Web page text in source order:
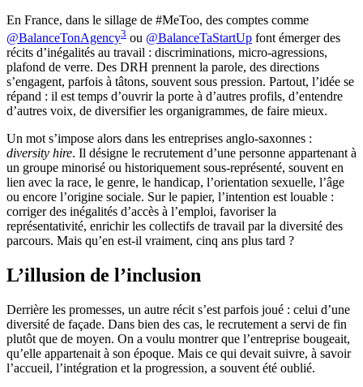
En France, dans le sillage de #MeToo, des comptes comme
@BalanceTonAgency3 ou @BalanceTaStartUp font émerger des
récits d’inégalités au travail : discriminations, micro‑agressions,
plafond de verre. Des DRH prennent la parole, des directions
s’engagent, parfois à tâtons, souvent sous pression. Partout, l’idée se
répand : il est temps d’ouvrir la porte à d’autres profils, d’entendre
d’autres voix, de diversifier les organigrammes, de faire mieux.
Un mot s’impose alors dans les entreprises anglo-saxonnes :
diversity hire. Il désigne le recrutement d’une personne appartenant à
un groupe minorisé ou historiquement sous-représenté, souvent en
lien avec la race, le genre, le handicap, l’orientation sexuelle, l’âge
ou encore l’origine sociale. Sur le papier, l’intention est louable :
corriger des inégalités d’accès à l’emploi, favoriser la
représentativité, enrichir les collectifs de travail par la diversité des
parcours. Mais qu’en est-il vraiment, cinq ans plus tard ?
L’illusion de l’inclusion
Derrière les promesses, un autre récit s’est parfois joué : celui d’une
diversité de façade. Dans bien des cas, le recrutement a servi de fin
plutôt que de moyen. On a voulu montrer que l’entreprise bougeait,
qu’elle appartenait à son époque. Mais ce qui devait suivre, à savoir
l’accueil, l’intégration et la progression, a souvent été oublié.